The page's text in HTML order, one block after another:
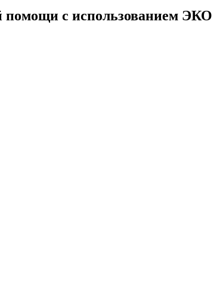
помощи с использованием ЭКО